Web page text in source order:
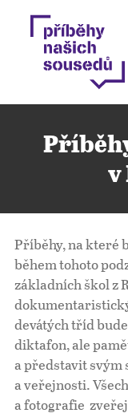
Kontakty
Místa
O projektu
Pro města
Pro školy
v
Příběhy, na které
během tohoto
základních škol z
devátých tříd
diktafon, ale
a představit
a veřejnosti.
a fotografie